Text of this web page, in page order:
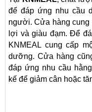
để đáp ứng nhu cầu
người. Cửa hàng cung
lợi và giàu đạm. Để
KNMEAL cung cấp
dưỡng. Cửa hàng
đáp ứng nhu cầu
kế để giảm cân hoặc